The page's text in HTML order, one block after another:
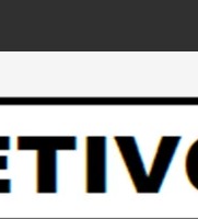
AUTOMÓVIL DODGE
Regional”.